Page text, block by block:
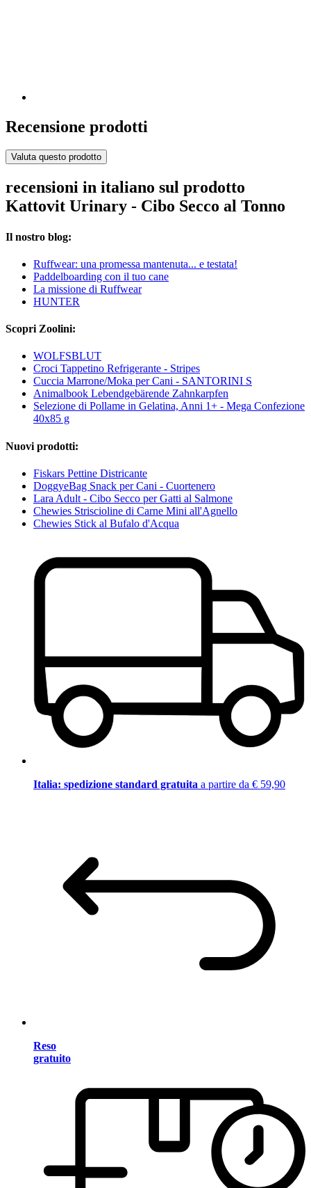
Recensione prodotti
Valuta questo prodotto
recensioni in italiano sul prodotto
Kattovit Urinary - Cibo Secco al Tonno
Il nostro blog:
Ruffwear: una promessa mantenuta... e testata!
Paddelboarding con il tuo cane
La missione di Ruffwear
HUNTER
Scopri Zoolini:
WOLFSBLUT
Croci Tappetino Refrigerante - Stripes
Cuccia Marrone/Moka per Cani - SANTORINI S
Animalbook Lebendgebärende Zahnkarpfen
Selezione di Pollame in Gelatina, Anni 1+ - Mega Confezione
40x85 g
Nuovi prodotti:
Fiskars Pettine Districante
DoggyeBag Snack per Cani - Cuortenero
Lara Adult - Cibo Secco per Gatti al Salmone
Chewies Striscioline di Carne Mini all'Agnello
Chewies Stick al Bufalo d'Acqua
Italia: spedizione standard gratuita a partire da € 59,90
Reso
gratuito